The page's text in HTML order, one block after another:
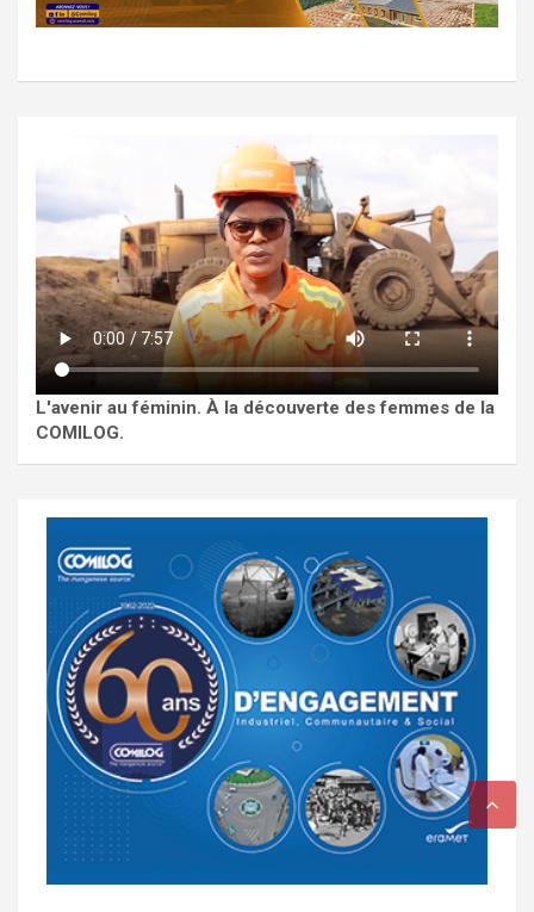
L'avenir au féminin. À la découverte des femmes de la
COMILOG.